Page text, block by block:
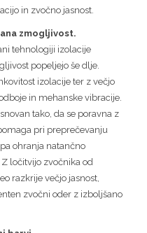
in zvočno jasnost.
zmogljivost.
tehnologiji izolacije
popeljejo še dlje.
izolacije ter z večjo
in mehanske vibracije.
tako, da se poravna z
pri preprečevanju
ohranja natančno
ločitvijo zvočnika od
razkrije večjo jasnost,
zvočni oder z izboljšano